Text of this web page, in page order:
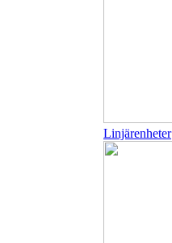
Linjärenheter